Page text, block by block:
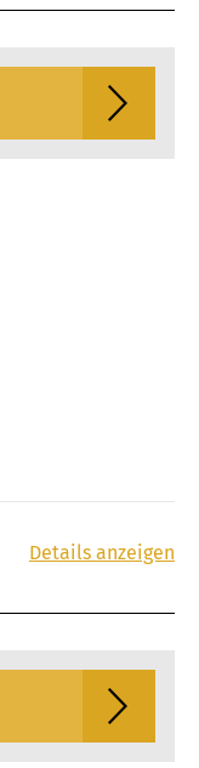
Details anzeigen